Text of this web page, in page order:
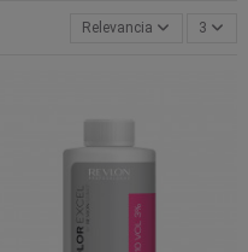
Relevancia 3